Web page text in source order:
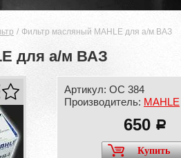
Фильтр масляный MAHLE для а/м ВАЗ
для а/м ВАЗ
Артикул: OC 384
Производитель: MAHLE
650 a
Купить